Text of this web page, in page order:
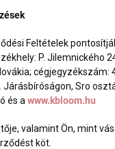
Feltételek
P. Jilemnického
cégjegyzékszám:
Járásbíróságon, Sro
és a www.kbloom.hu
valamint Ön, mint
köt.